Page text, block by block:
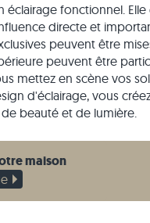
éclairage fonctionnel.
directe et
peuvent être
peuvent être
mettez en scène vos
d'éclairage, vous
beauté et de lumière.
maison